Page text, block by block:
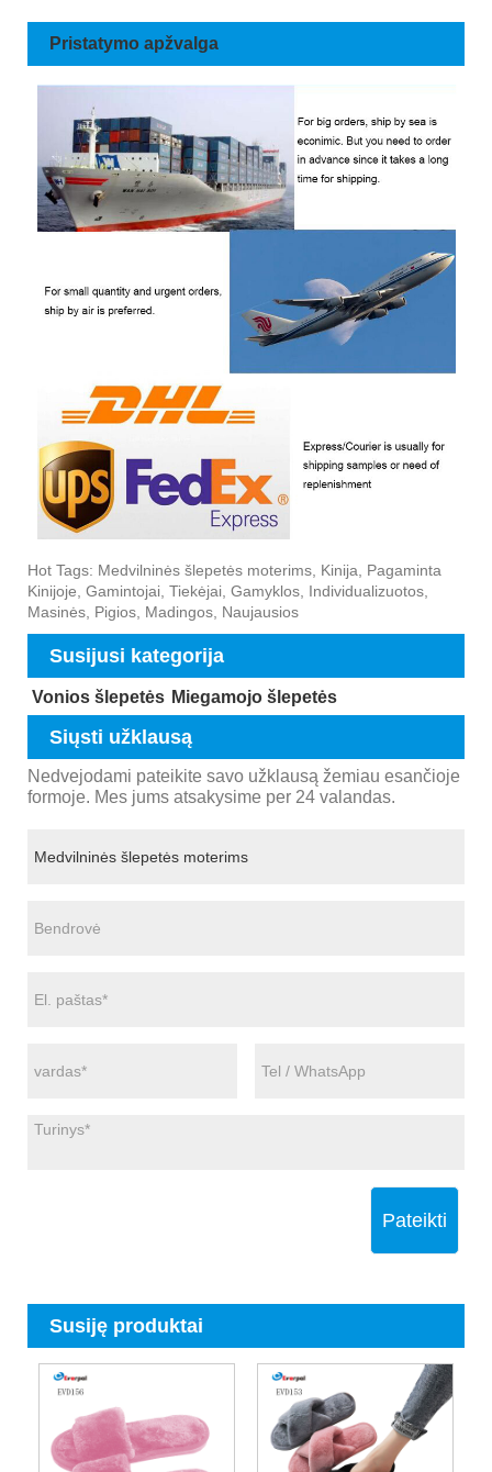
Pristatymo apžvalga
Hot Tags: Medvilninės šlepetės moterims, Kinija, Pagaminta
Kinijoje, Gamintojai, Tiekėjai, Gamyklos, Individualizuotos,
Masinės, Pigios, Madingos, Naujausios
Susijusi kategorija
Vonios šlepetės Miegamojo šlepetės
Siųsti užklausą
Nedvejodami pateikite savo užklausą žemiau esančioje
formoje. Mes jums atsakysime per 24 valandas.
Pateikti
Susiję produktai